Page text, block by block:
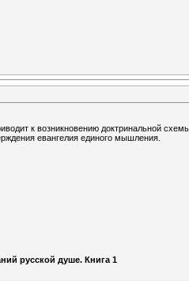
к возникновению доктринальной
евангелия единого мышления.
русской душе. Книга 1